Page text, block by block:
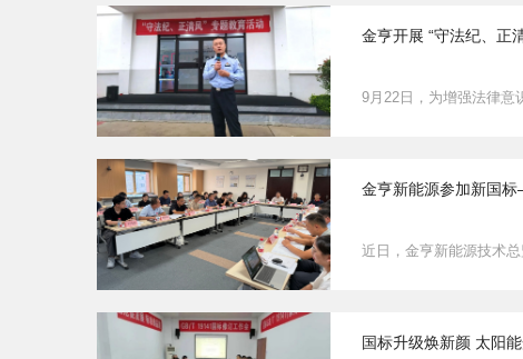
金亨开展 “守法纪、正
9月22日，为增强法律意
金亨新能源参加新国
近日，金亨新能源技术
国标升级焕新颜 太阳